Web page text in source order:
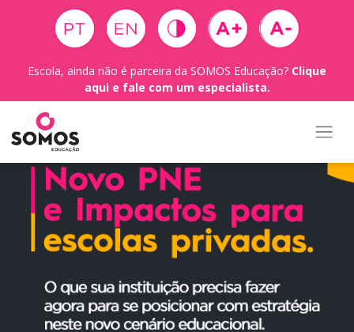
Escola, ainda não é parceira da SOMOS Educação? Clique
aqui e fale com um especialista.